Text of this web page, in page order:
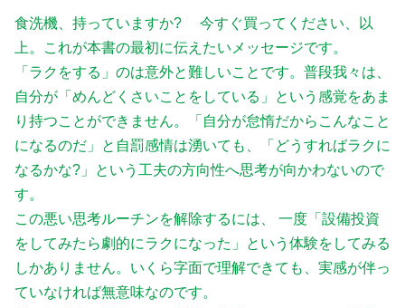
食洗機、持っていますか? 今すぐ買ってください、以
上。これが本書の最初に伝えたいメッセージです。
「ラクをする」のは意外と難しいことです。普段我々は、
自分が「めんどくさいことをしている」という感覚をあま
り持つことができません。「自分が怠惰だからこんなこと
になるのだ」と自罰感情は湧いても、「どうすればラクに
なるかな?」という工夫の方向性へ思考が向かわないので
す。
この悪い思考ルーチンを解除するには、 一度「設備投資
をしてみたら劇的にラクになった」という体験をしてみる
しかありません。いくら字面で理解できても、実感が伴っ
ていなければ無意味なのです。